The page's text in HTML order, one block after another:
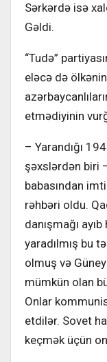
Sərkərdə isə
Gəldi.
“Tudə”
eləcə də
etmə­diyinin
– Yarandığı
şəxslərdən biri
babasından
rəhbəri oldu.
danışmağı
yaradılmış bu
olmuş və
mümkün olan
Onlar
etdilər. Sovet
keçmək üçün